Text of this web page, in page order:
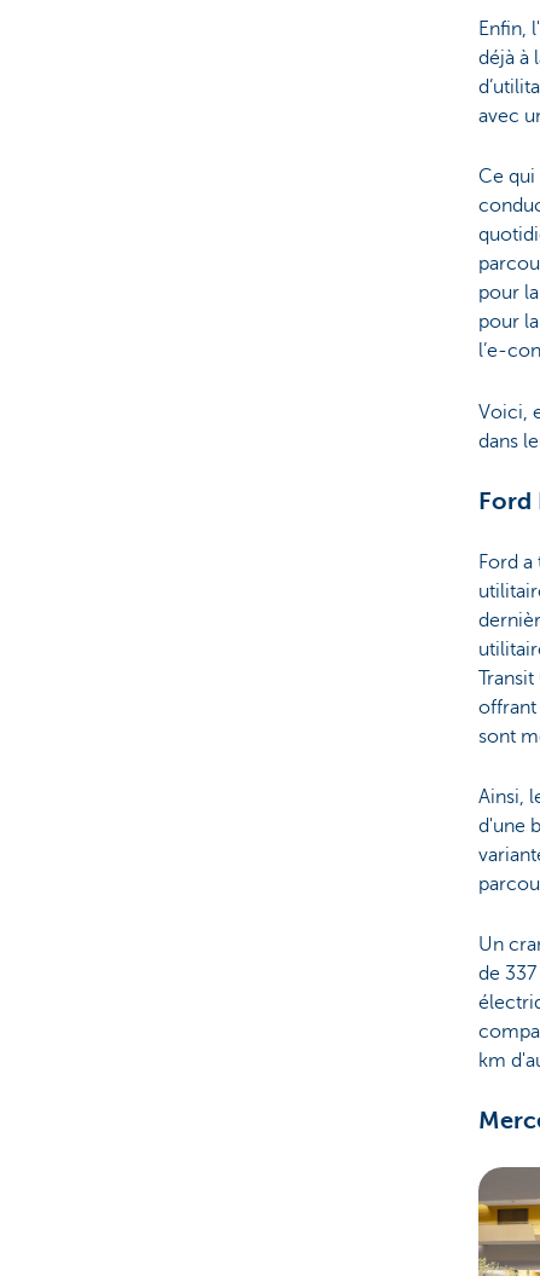
Enfin,
déjà à
avec
Ce
pour
pour
l’e-
Voici,
dans
Ford
Ford
offrant
sont
Ainsi,
d'une
Un
de
km